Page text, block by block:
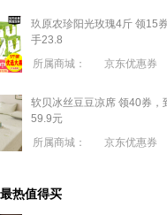
玖原农珍阳光玫瑰4斤 领15
手23.8
所属商城：
京东优惠券
软贝冰丝豆豆凉席 领40券，
59.9元
所属商城：
京东优惠券
热值得买